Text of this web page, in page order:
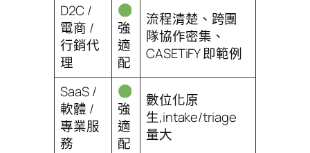
D2C /
電商 /
行銷代
理
強
適
配
流程清楚、跨團
隊協作密集、
CASETiFY 即範例
SaaS /
軟體 /
專業服
務
強
適
配
數位化原
生,intake/triage
量大